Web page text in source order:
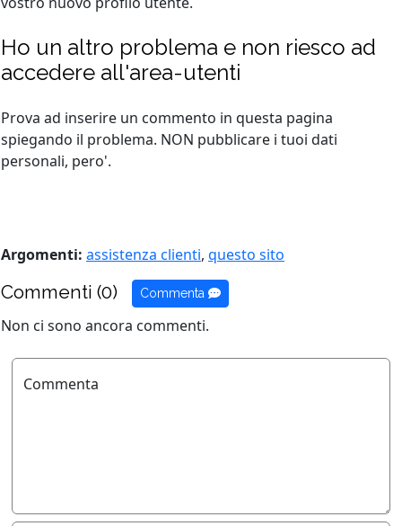
Ho un altro problema e non riesco ad
accedere all'area-utenti
Prova ad inserire un commento in questa pagina
spiegando il problema. NON pubblicare i tuoi dati
personali, pero'.
Argomenti: assistenza clienti, questo sito
Commenti (0) Commenta
Non ci sono ancora commenti.
Commenta